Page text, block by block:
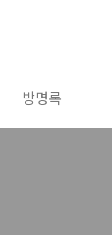
방명록